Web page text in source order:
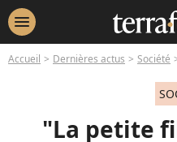
menu
Accueil Dernières actus Société
"La petite